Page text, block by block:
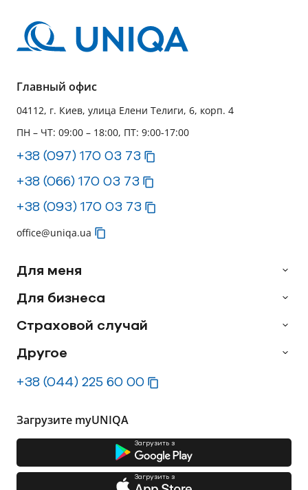
Главный офис
04112, г. Киев, улица Елени Телиги, 6, корп. 4
ПН – ЧТ: 09:00 – 18:00, ПТ: 9:00-17:00
+38 (097) 170 03 73
+38 (066) 170 03 73
+38 (093) 170 03 73
office@uniqa.ua
Для меня
Для бизнеса
Страховой случай
Другое
+38 (044) 225 60 00
Загрузите myUNIQA
Загрузить з
Загрузить з